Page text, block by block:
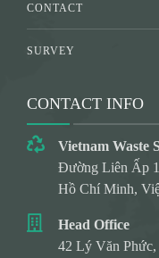
CONTACT
SURVEY
CONTACT INFO
Vietnam Waste
Đường Liên Ấp
Hồ Chí Minh,
Head Office
42 Lý Văn